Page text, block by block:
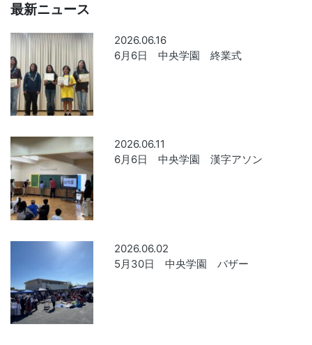
最新ニュース
2026.06.16
6月6日 中央学園 終業式
2026.06.11
6月6日 中央学園 漢字アソン
2026.06.02
5月30日 中央学園 バザー